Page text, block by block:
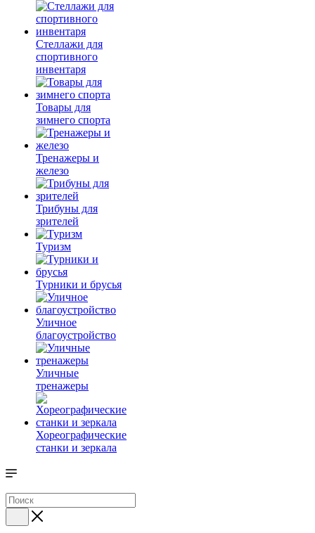
Стеллажи для
спортивного
инвентаря
Товары для
зимнего спорта
Тренажеры и
железо
Трибуны для
зрителей
Туризм
Турники и брусья
Уличное
благоустройство
Уличные
тренажеры
Хореографические
станки и зеркала